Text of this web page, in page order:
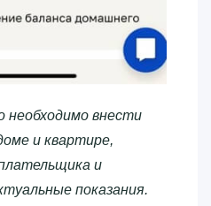
необходимо внести
и квартире,
и
показания.